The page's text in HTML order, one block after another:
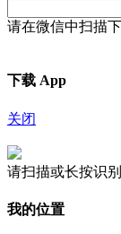
请在微信中扫描
下载 App
关闭
请扫描或长按识
我的位置